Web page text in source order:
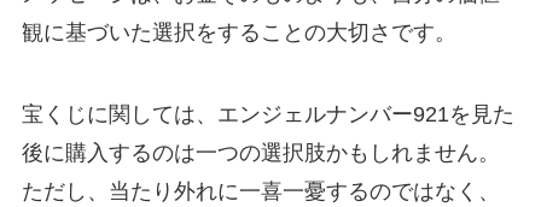
観に基づいた選択をすることの大切さです。
宝くじに関しては、エンジェルナンバー921を見た
後に購入するのは一つの選択肢かもしれません。
ただし、当たり外れに一喜一憂するのではなく、